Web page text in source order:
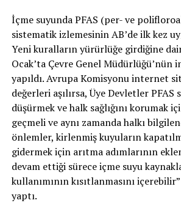
İçme suyunda PFAS (per- ve
sistematik izlemesinin AB’de ilk kez
Yeni kuralların yürürlüğe girdiğine
Ocak’ta Çevre Genel Müdürlüğü’nün
yapıldı. Avrupa Komisyonu internet
değerleri aşılırsa, Üye Devletler PFAS
düşürmek ve halk sağlığını korumak
geçmeli ve aynı zamanda halkı
önlemler, kirlenmiş kuyuların
gidermek için arıtma adımlarının
devam ettiği sürece içme suyu
kullanımının kısıtlanmasını
yaptı.